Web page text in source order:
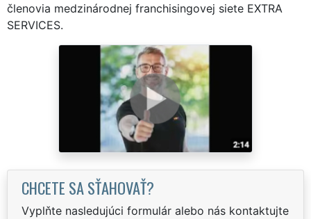
členovia medzinárodnej franchisingovej siete EXTRA
SERVICES.
CHCETE SA SŤAHOVAŤ?
Vyplňte nasledujúci formulár alebo nás kontaktujte